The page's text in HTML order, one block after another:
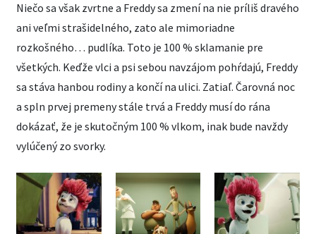
Niečo sa však zvrtne a Freddy sa zmení na nie príliš dravého
ani veľmi strašidelného, zato ale mimoriadne
rozkošného… pudlíka. Toto je 100 % sklamanie pre
všetkých. Keďže vlci a psi sebou navzájom pohŕdajú, Freddy
sa stáva hanbou rodiny a končí na ulici. Zatiaľ. Čarovná noc
a spln prvej premeny stále trvá a Freddy musí do rána
dokázať, že je skutočným 100 % vlkom, inak bude navždy
vylúčený zo svorky.